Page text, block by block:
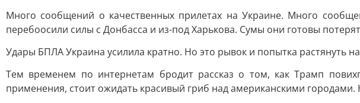
Много сообщений о качественных прилетах на Украине. Много
перебоосили силы с Донбасса и из-под Харькова. Сумы они готовы
Удары БПЛА Украина усилила кратно. Но это рывок и попытка растянуть
Тем временем по интернетам бродит рассказ о том, как Трамп
применения, стоит ожидать красивый гриб над американскими